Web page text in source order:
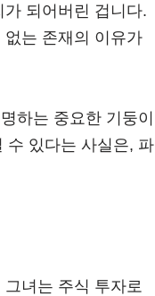
되어버린 겁니다.
는 존재의 이유가
하는 중요한 기둥이
수 있다는 사실은, 파
녀는 주식 투자로